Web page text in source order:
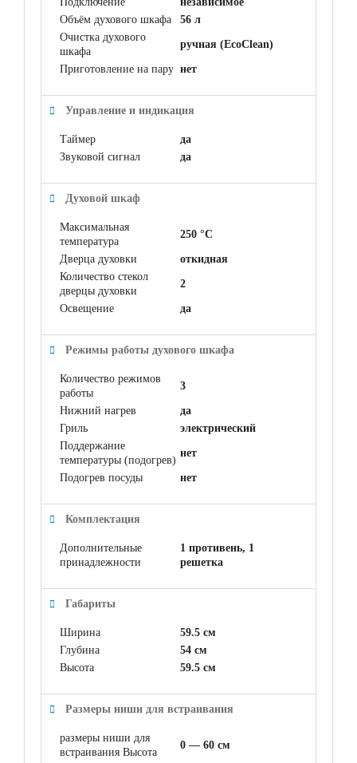
Объём духового шкафа
56 л
Очистка духового
шкафа
ручная (EcoClean)
Приготовление на пару нет
Управление и индикация
Таймер
да
Звуковой сигнал
да
Духовой шкаф
Максимальная
температура
250 °C
Дверца духовки
откидная
Количество стекол
дверцы духовки
2
Освещение да
Режимы работы духового шкафа
Количество режимов
работы
3
Нижний нагрев
да
Гриль
электрический
Поддержание
температуры (подогрев)
нет
Подогрев посуды нет
Комплектация
Дополнительные
принадлежности
1 противень, 1
решетка
Габариты
Ширина
59.5 см
Глубина
54 см
Высота
59.5 см
Размеры ниши для встраивания
размеры ниши для
встраивания Высота
0 — 60 см